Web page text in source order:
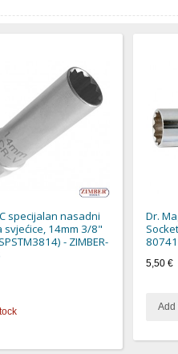
specijalan nasadni
svjećice, 14mm 3/8"
- ZIMBER-
Dr.
5,50 €
Add